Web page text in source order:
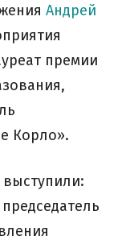
Андрей
премии
Корло».
председатель